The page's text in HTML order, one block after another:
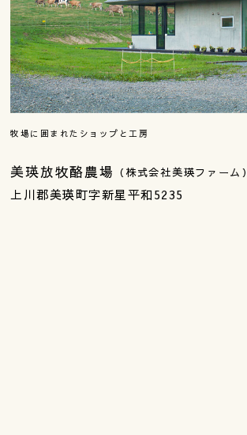
牧場に囲まれたショップと工房
美瑛放牧酪農場 （株式会社美瑛ファーム）
上川郡美瑛町字新星平和5235